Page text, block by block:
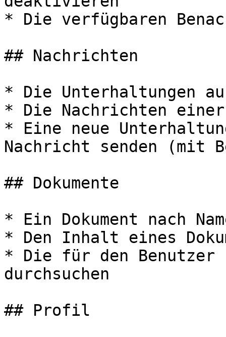
* Die verfügbaren
## Nachrichten
* Die Unterhaltungen
* Die Nachrichten
* Eine neue
Nachricht senden (mit
## Dokumente
* Ein Dokument nach
* Den Inhalt eines
* Die für den Benutzer
durchsuchen
## Profil